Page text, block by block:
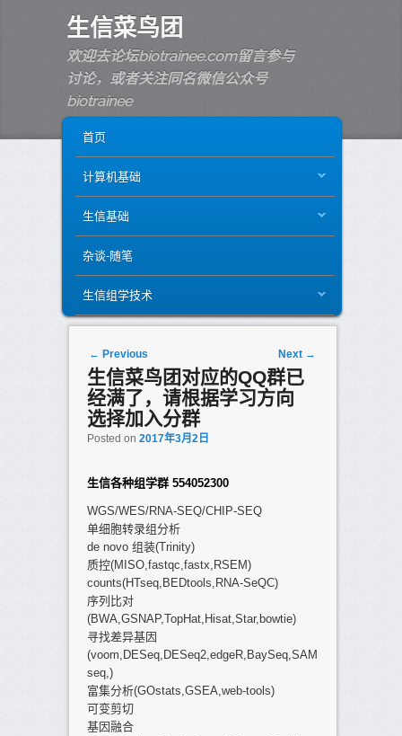
生信菜鸟团
欢迎去论坛biotrainee.com留言参与
讨论，或者关注同名微信公众号
biotrainee
SKIP TO PRIMARY CONTENT
SKIP TO SECONDARY CONTENT
首页
计算机基础
生信基础
杂谈-随笔
生信组学技术
Post navigation
← Previous Next →
生信菜鸟团对应的QQ群已
经满了，请根据学习方向
选择加入分群
Posted on 2017年3月2日
生信各种组学群 554052300
WGS/WES/RNA-SEQ/CHIP-SEQ
单细胞转录组分析
de novo 组装(Trinity)
质控(MISO,fastqc,fastx,RSEM)
counts(HTseq,BEDtools,RNA-SeQC)
序列比对
(BWA,GSNAP,TopHat,Hisat,Star,bowtie)
寻找差异基因
(voom,DESeq,DESeq2,edgeR,BaySeq,SAM
seq,)
富集分析(GOstats,GSEA,web-tools)
可变剪切
基因融合